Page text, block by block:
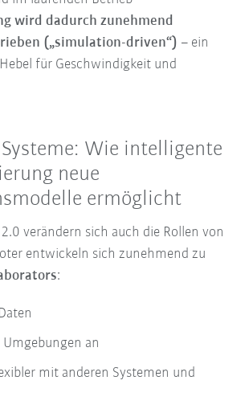
wird dadurch zunehmend
(„simulation-driven“) – ein
für Geschwindigkeit und
Wie intelligente
neue
ermöglicht
verändern sich auch die Rollen von
entwickeln sich zunehmend zu
:
Umgebungen an
mit anderen Systemen und